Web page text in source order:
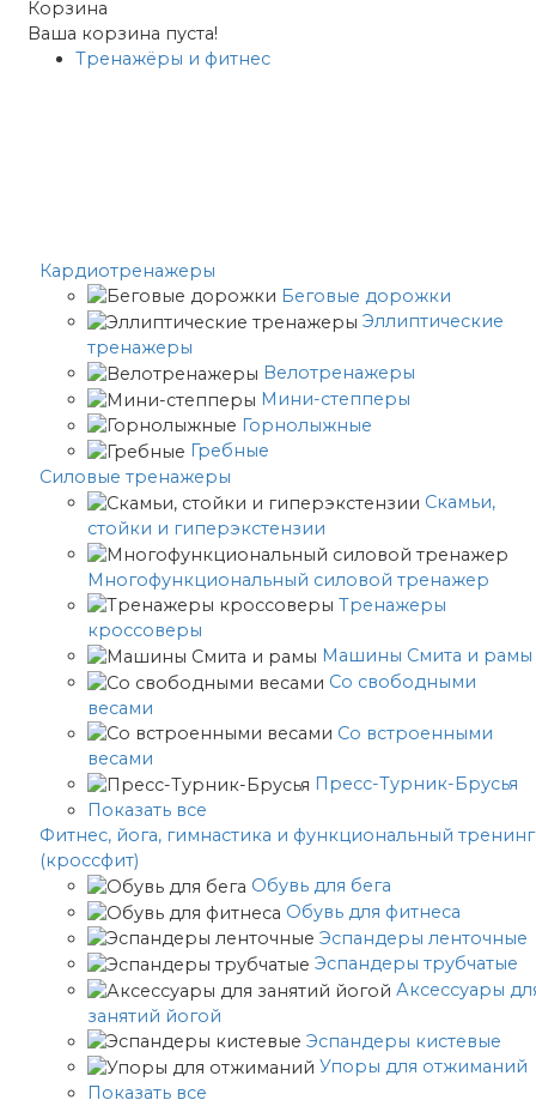
Корзина
Ваша корзина пуста!
Тренажёры и фитнес
Кардиотренажеры
Беговые дорожки
Эллиптические
тренажеры
Велотренажеры
Мини-степперы
Горнолыжные
Гребные
Cиловые тренажеры
Скамьи,
стойки и гиперэкстензии
Многофункциональный силовой тренажер
Тренажеры
кроссоверы
Машины Смита и рамы
Со свободными
весами
Со встроенными
весами
Пресс-Турник-Брусья
Показать все
Фитнес, йога, гимнастика и функциональный тренинг
(кроссфит)
Обувь для бега
Обувь для фитнеса
Эспандеры ленточные
Эспандеры трубчатые
Аксессуары
занятий йогой
Эспандеры кистевые
Упоры для отжиманий
Показать все